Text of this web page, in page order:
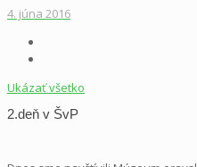
4. júna 2016
Ukázať všetko
2.deň v ŠvP